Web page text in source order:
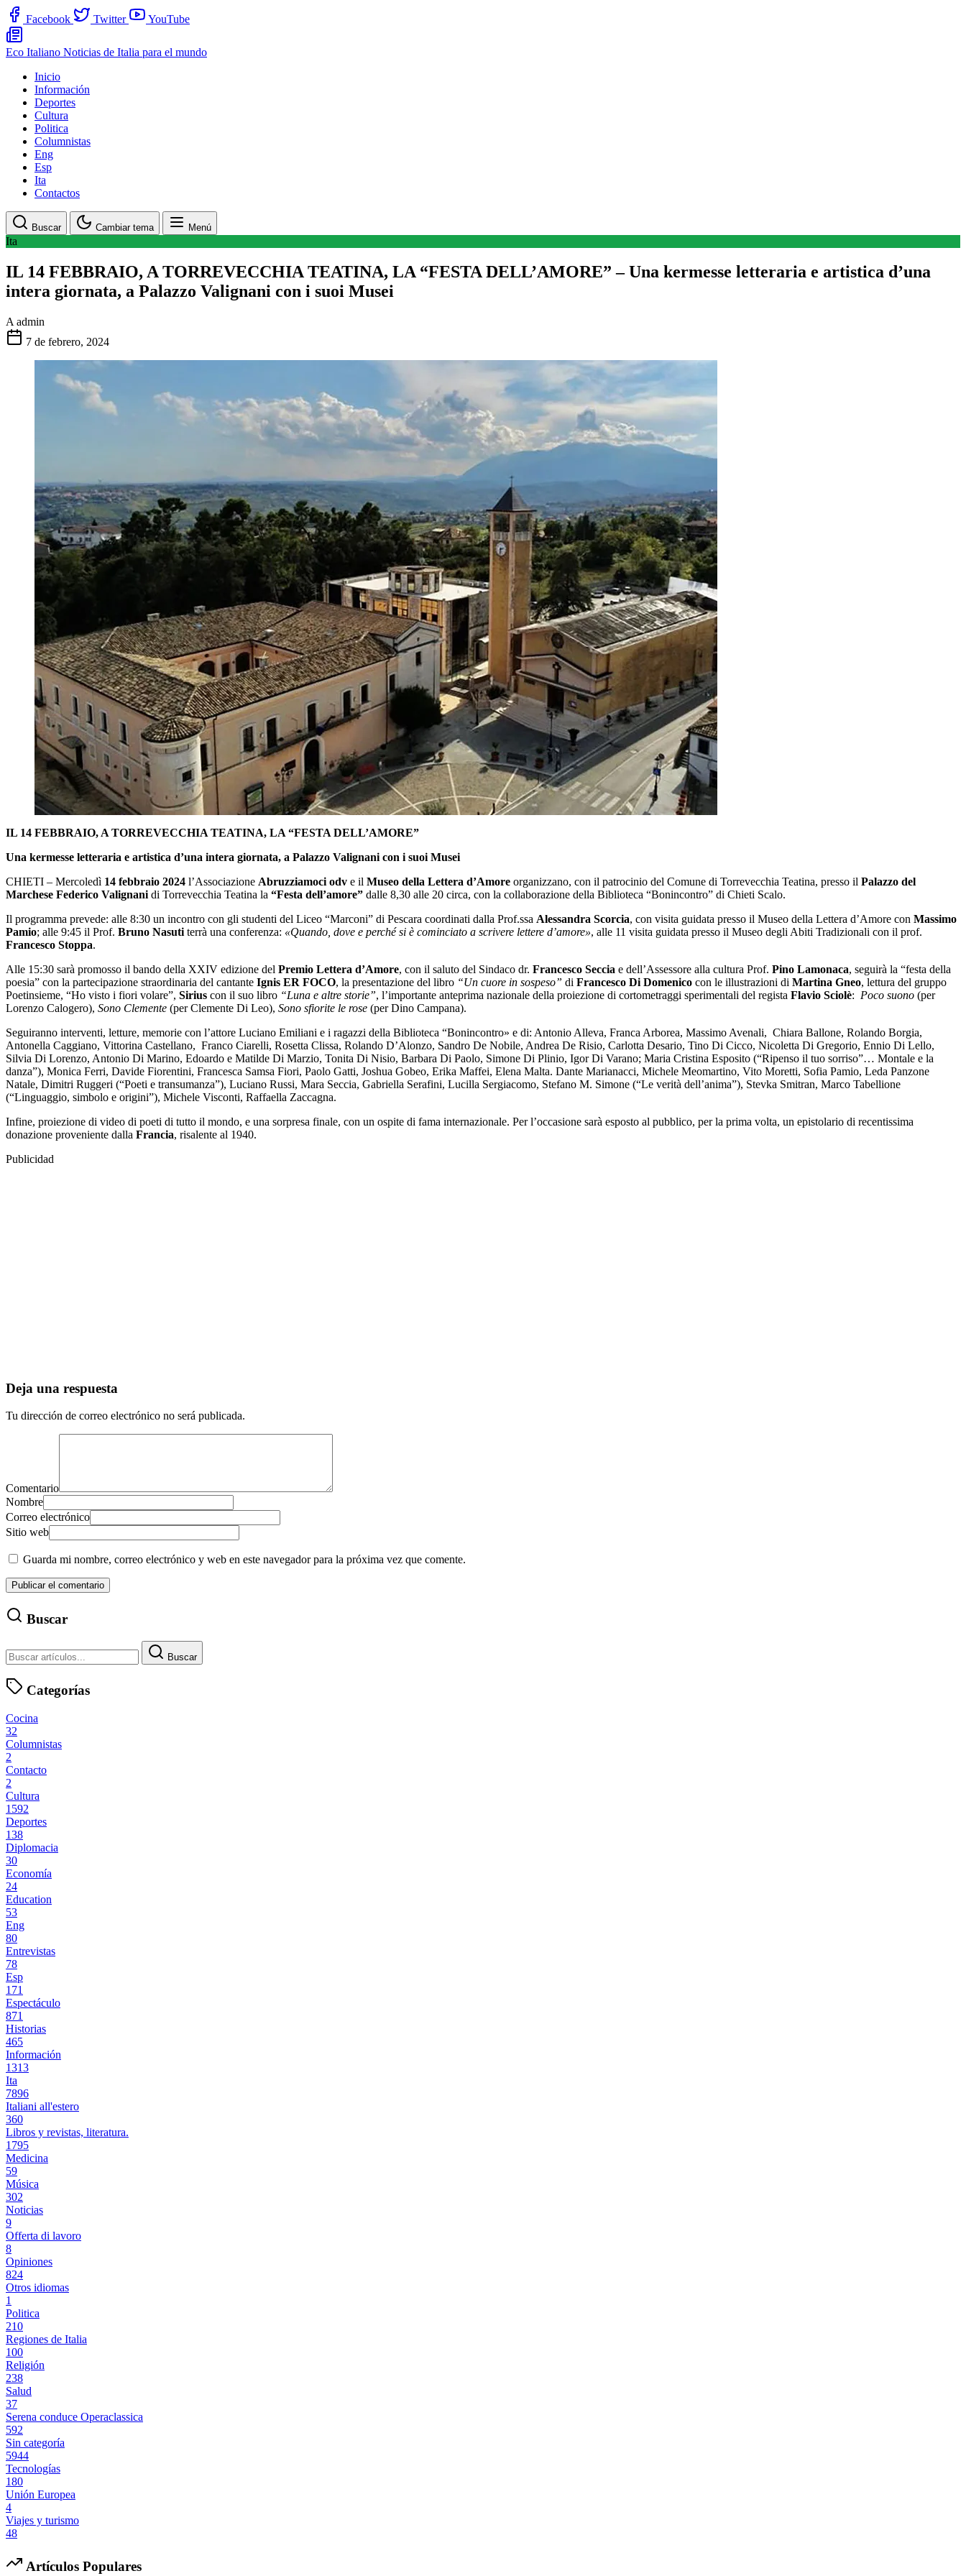
Facebook Twitter YouTube
Eco Italiano Noticias de Italia para el mundo
Inicio
Información
Deportes
Cultura
Politica
Columnistas
Eng
Esp
Ita
Contactos
Buscar Cambiar tema Menú
Ita
IL 14 FEBBRAIO, A TORREVECCHIA TEATINA, LA “FESTA DELL’AMORE” – Una kermesse letteraria e artistica d’una
intera giornata, a Palazzo Valignani con i suoi Musei
A admin
7 de febrero, 2024
IL 14 FEBBRAIO, A TORREVECCHIA TEATINA, LA “FESTA DELL’AMORE”
Una kermesse letteraria e artistica d’una intera giornata, a Palazzo Valignani con i suoi Musei
CHIETI – Mercoledì 14 febbraio 2024 l’Associazione Abruzziamoci odv e il Museo della Lettera d’Amore organizzano, con il patrocinio del Comune di Torrevecchia Teatina, presso il Palazzo del
Marchese Federico Valignani di Torrevecchia Teatina la “Festa dell’amore” dalle 8,30 alle 20 circa, con la collaborazione della Biblioteca “Bonincontro” di Chieti Scalo.
Il programma prevede: alle 8:30 un incontro con gli studenti del Liceo “Marconi” di Pescara coordinati dalla Prof.ssa Alessandra Scorcia, con visita guidata presso il Museo della Lettera d’Amore con Massimo
Pamio; alle 9:45 il Prof. Bruno Nasuti terrà una conferenza: «Quando, dove e perché si è cominciato a scrivere lettere d’amore», alle 11 visita guidata presso il Museo degli Abiti Tradizionali con il prof.
Francesco Stoppa.
Alle 15:30 sarà promosso il bando della XXIV edizione del Premio Lettera d’Amore, con il saluto del Sindaco dr. Francesco Seccia e dell’Assessore alla cultura Prof. Pino Lamonaca, seguirà la “festa della
poesia” con la partecipazione straordinaria del cantante Ignis ER FOCO, la presentazione del libro “Un cuore in sospeso” di Francesco Di Domenico con le illustrazioni di Martina Gneo, lettura del gruppo
Poetinsieme, “Ho visto i fiori volare”, Sirius con il suo libro “Luna e altre storie”, l’importante anteprima nazionale della proiezione di cortometraggi sperimentali del regista Flavio Sciolè: Poco suono (per
Lorenzo Calogero), Sono Clemente (per Clemente Di Leo), Sono sfiorite le rose (per Dino Campana).
Seguiranno interventi, letture, memorie con l’attore Luciano Emiliani e i ragazzi della Biblioteca “Bonincontro» e di: Antonio Alleva, Franca Arborea, Massimo Avenali, Chiara Ballone, Rolando Borgia,
Antonella Caggiano, Vittorina Castellano, Franco Ciarelli, Rosetta Clissa, Rolando D’Alonzo, Sandro De Nobile, Andrea De Risio, Carlotta Desario, Tino Di Cicco, Nicoletta Di Gregorio, Ennio Di Lello,
Silvia Di Lorenzo, Antonio Di Marino, Edoardo e Matilde Di Marzio, Tonita Di Nisio, Barbara Di Paolo, Simone Di Plinio, Igor Di Varano; Maria Cristina Esposito (“Ripenso il tuo sorriso”… Montale e la
danza”), Monica Ferri, Davide Fiorentini, Francesca Samsa Fiori, Paolo Gatti, Joshua Gobeo, Erika Maffei, Elena Malta. Dante Marianacci, Michele Meomartino, Vito Moretti, Sofia Pamio, Leda Panzone
Natale, Dimitri Ruggeri (“Poeti e transumanza”), Luciano Russi, Mara Seccia, Gabriella Serafini, Lucilla Sergiacomo, Stefano M. Simone (“Le verità dell’anima”), Stevka Smitran, Marco Tabellione
(“Linguaggio, simbolo e origini”), Michele Visconti, Raffaella Zaccagna.
Infine, proiezione di video di poeti di tutto il mondo, e una sorpresa finale, con un ospite di fama internazionale. Per l’occasione sarà esposto al pubblico, per la prima volta, un epistolario di recentissima
donazione proveniente dalla Francia, risalente al 1940.
Publicidad
Deja una respuesta
Tu dirección de correo electrónico no será publicada.
Comentario
Nombre
Correo electrónico
Sitio web
Guarda mi nombre, correo electrónico y web en este navegador para la próxima vez que comente.
Buscar
Buscar
Categorías
Cocina
32
Columnistas
2
Contacto
2
Cultura
1592
Deportes
138
Diplomacia
30
Economía
24
Education
53
Eng
80
Entrevistas
78
Esp
171
Espectáculo
871
Historias
465
Información
1313
Ita
7896
Italiani all'estero
360
Libros y revistas, literatura.
1795
Medicina
59
Música
302
Noticias
9
Offerta di lavoro
8
Opiniones
824
Otros idiomas
1
Politica
210
Regiones de Italia
100
Religión
238
Salud
37
Serena conduce Operaclassica
592
Sin categoría
5944
Tecnologías
180
Unión Europea
4
Viajes y turismo
48
Artículos Populares